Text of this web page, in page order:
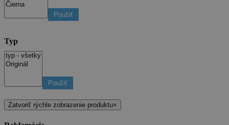
Použiť
Typ
Použiť
Zatvoriť rýchle zobrazenie produktu×